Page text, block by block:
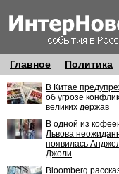
Главное Политика
В Китае
об угрозе
великих держав
В одной из
Львова
появилась
Джоли
Bloomberg